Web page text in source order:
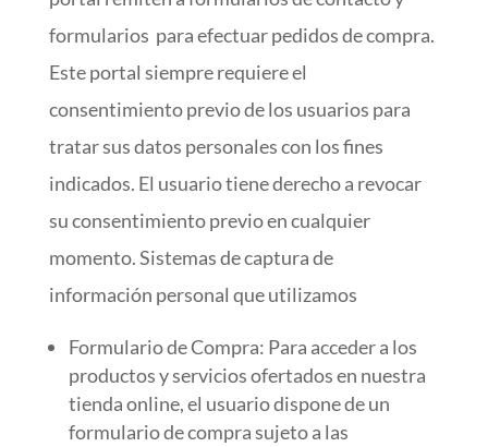
formularios para efectuar pedidos de compra.
Este portal siempre requiere el
consentimiento previo de los usuarios para
tratar sus datos personales con los fines
indicados. El usuario tiene derecho a revocar
su consentimiento previo en cualquier
momento. Sistemas de captura de
información personal que utilizamos
Formulario de Compra: Para acceder a los
productos y servicios ofertados en nuestra
tienda online, el usuario dispone de un
formulario de compra sujeto a las